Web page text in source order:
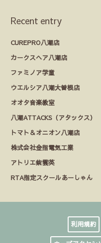
Recent entry
CUREPRO八潮店
カークスヘア八潮店
ファミノア学童
ウエルシア八潮大曽根店
オオタ音楽教室
八潮ATTACKS（アタックス）
トマト＆オニオン八潮店
株式会社金指電気工業
アトリエ紫雲英
RTA指定スクールあーしゃん
利用規約